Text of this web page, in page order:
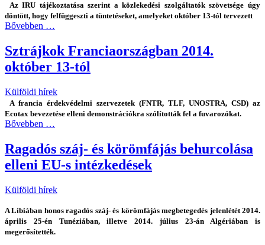
Az IRU tájékoztatása szerint a közlekedési szolgáltatók szövetsége úgy
döntött, hogy felfüggeszti a tüntetéseket, amelyeket október 13-tól tervezett
Bővebben …
Sztrájkok Franciaországban 2014.
október 13-tól
Külföldi hírek
A francia érdekvédelmi szervezetek (FNTR, TLF, UNOSTRA, CSD) az
Ecotax bevezetése elleni demonstrációkra szólították fel a fuvarozókat.
Bővebben …
Ragadós száj- és körömfájás behurcolása
elleni EU-s intézkedések
Külföldi hírek
A Líbiában honos ragadós száj- és körömfájás megbetegedés jelenlétét 2014.
április 25-én Tunéziában, illetve 2014. július 23-án Algériában is
megerősítették.